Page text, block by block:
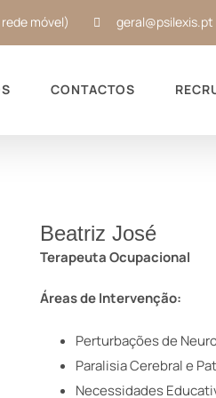
móvel) geral@psilexis.pt
CONTACTOS
Beatriz José
Terapeuta Ocupacional
Áreas de Intervenção:
Perturbações de
Paralisia Cerebral e
Necessidades